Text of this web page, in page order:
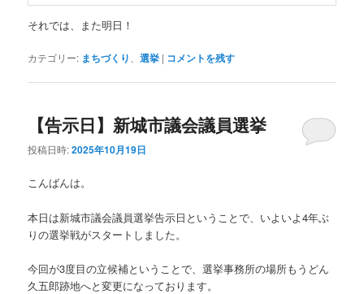
それでは、また明日！
カテゴリー: まちづくり 、選挙 | コメントを残す
【告示日】新城市議会議員選挙
投稿日時:2025年10月19日
こんばんは。
本日は新城市議会議員選挙告示日ということで、いよいよ4年ぶ
りの選挙戦がスタートしました。
今回が3度目の立候補ということで、選挙事務所の場所もうどん
久五郎跡地へと変更になっております。